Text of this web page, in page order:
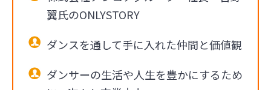
翼氏のONLYSTORY
ダンスを通して手に入れた仲間と価値観
ダンサーの生活や人生を豊かにするため